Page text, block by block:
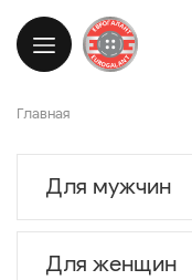
Главная
Для мужчин
Для женщин